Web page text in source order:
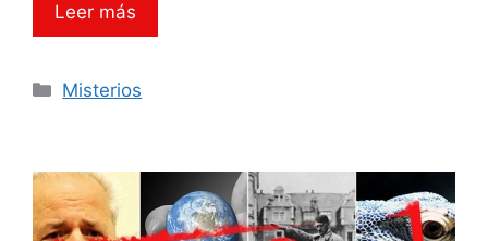
Leer más
Categorías
Misterios